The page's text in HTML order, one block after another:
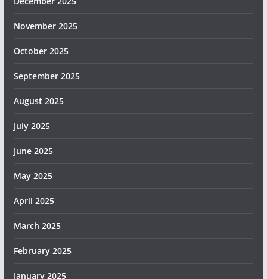
November 2025
October 2025
September 2025
August 2025
July 2025
June 2025
May 2025
April 2025
March 2025
February 2025
January 2025